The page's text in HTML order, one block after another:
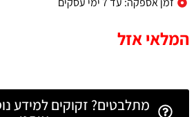
המלאי אזל
מתלבטים? זקוקים למידע